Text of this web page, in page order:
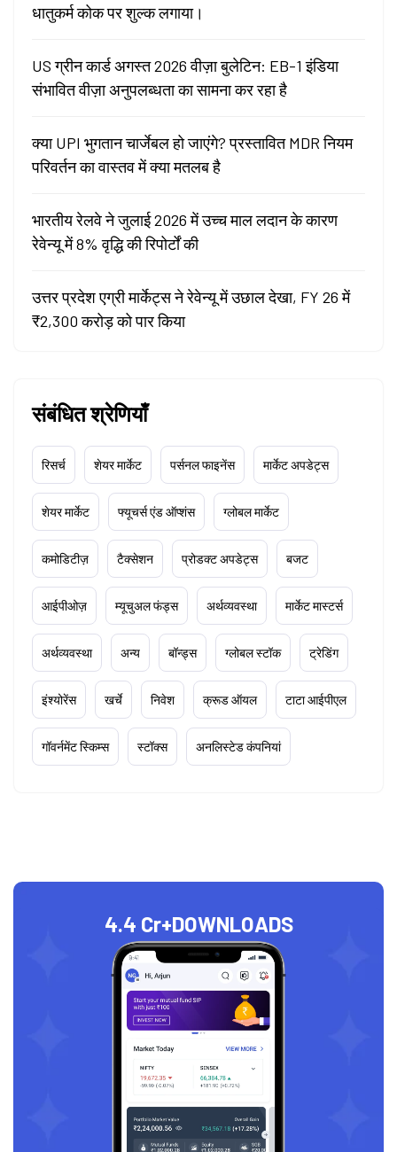
धातुकर्म कोक पर शुल्क लगाया।
US ग्रीन कार्ड अगस्त 2026 वीज़ा बुलेटिन: EB-1 इंडिया
संभावित वीज़ा अनुपलब्धता का सामना कर रहा है
क्या UPI भुगतान चार्जेबल हो जाएंगे? प्रस्तावित MDR नियम
परिवर्तन का वास्तव में क्या मतलब है
भारतीय रेलवे ने जुलाई 2026 में उच्च माल लदान के कारण
रेवेन्यू में 8% वृद्धि की रिपोर्टों की
उत्तर प्रदेश एग्री मार्केट्स ने रेवेन्यू में उछाल देखा, FY 26 में
₹2,300 करोड़ को पार किया
संबंधित श्रेणियाँ
रिसर्च शेयर मार्केट पर्सनल फाइनेंस मार्केट अपडेट्स
शेयर मार्केट फ्यूचर्स एंड ऑप्शंस ग्लोबल मार्केट
कमोडिटीज़ टैक्सेशन प्रोडक्ट अपडेट्स बजट
आईपीओज़ म्यूचुअल फंड्स अर्थव्यवस्था मार्केट मास्टर्स
अर्थव्यवस्था अन्य बॉन्ड्स ग्लोबल स्टॉक ट्रेडिंग
इंश्योरेंस खर्चे निवेश क्रूड ऑयल टाटा आईपीएल
गॉवर्नमेंट स्किम्स स्टॉक्स अनलिस्टेड कंपनियां
4.4 Cr+DOWNLOADS